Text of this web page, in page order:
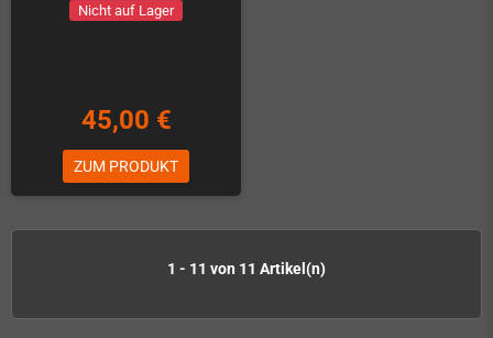
Nicht auf Lager
45,00 €
ZUM PRODUKT
1 - 11 von 11 Artikel(n)